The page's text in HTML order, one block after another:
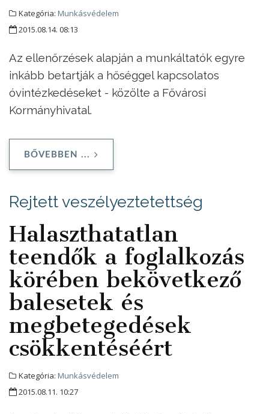
Kategória: Munkásvédelem
2015.08.14. 08:13
Az ellenőrzések alapján a munkáltatók egyre
inkább betartják a hőséggel kapcsolatos
óvintézkedéseket - közölte a Fővárosi
Kormányhivatal.
BŐVEBBEN ...
Rejtett veszélyeztetettség
Halaszthatatlan
teendők a foglalkozás
körében bekövetkező
balesetek és
megbetegedések
csökkentéséért
Kategória: Munkásvédelem
2015.08.11. 10:27